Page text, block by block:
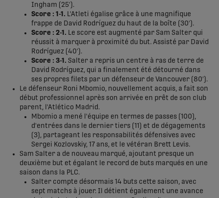
Ingham (25').
Score : 1-1. L'Atleti égalise grâce à une magnifique
frappe de David Rodríguez du haut de la boîte (30').
Score : 2-1. Le score est augmenté par Sam Salter qui
réussit à marquer à proximité du but. Assisté par David
Rodríguez (40').
Score : 3-1. Salter a repris un centre à ras de terre de
David Rodríguez, qui a finalement été détourné dans
ses propres filets par un défenseur de Vancouver (80').
Le défenseur Roni Mbomio, nouvellement acquis, a fait son
début professionnel après son arrivée en prêt de son club
parent, l'Atlético Madrid.
Mbomio a mené l'équipe en termes de passes (100),
d'entrées dans le dernier tiers (11) et de dégagements
(3), partageant les responsabilités défensives avec
Sergei Kozlovskiy, 17 ans, et le vétéran Brett Levis.
Sam Salter a de nouveau marqué, ajoutant presque un
deuxième but et égalant le record de buts marqués en une
saison dans la PLC.
Salter compte désormais 14 buts cette saison, avec
sept matchs à jouer. Il détient également une avance